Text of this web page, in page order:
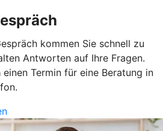
kommen Sie schnell zu
Antworten auf Ihre Fragen.
Termin für eine Beratung in